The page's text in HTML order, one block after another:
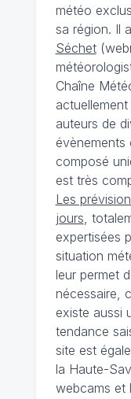
météo
sa région. Il
Séchet
Chaîne
auteurs de
évènements
composé
est très
Les
jours ,
expertisées
situation
leur permet
nécessaire,
existe aussi
tendance
site est
la Haute-
webcams et